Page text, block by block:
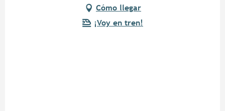
Cómo llegar
¡Voy en tren!